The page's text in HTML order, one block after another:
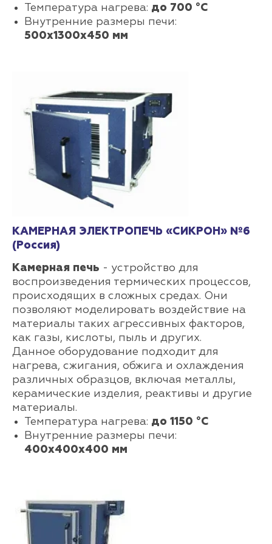
Температура нагрева: до 700 °С
Внутренние размеры печи:
500х1300х450 мм
КАМЕРНАЯ ЭЛЕКТРОПЕЧЬ «СИКРОН» №6
(Россия)
Камерная печь - устройство для
воспроизведения термических процессов,
происходящих в сложных средах. Они
позволяют моделировать воздействие на
материалы таких агрессивных факторов,
как газы, кислоты, пыль и других.
Данное оборудование подходит для
нагрева, сжигания, обжига и охлаждения
различных образцов, включая металлы,
керамические изделия, реактивы и другие
материалы.
Температура нагрева: до 1150 °С
Внутренние размеры печи:
400х400х400 мм